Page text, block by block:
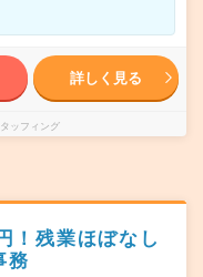
詳しく見る
ッフィング
！残業ほぼなし
務